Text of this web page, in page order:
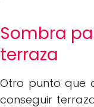
Sombra
terraza
Otro punto que
conseguir